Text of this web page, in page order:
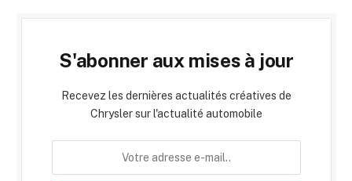
S'abonner aux mises à jour
Recevez les dernières actualités créatives de
Chrysler sur l'actualité automobile